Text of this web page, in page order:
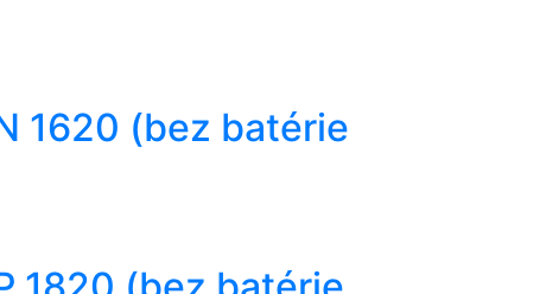
1620 (bez batérie